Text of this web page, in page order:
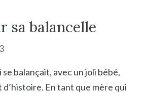
sa balancelle
balançait, avec un joli bébé,
En tant que mère qui